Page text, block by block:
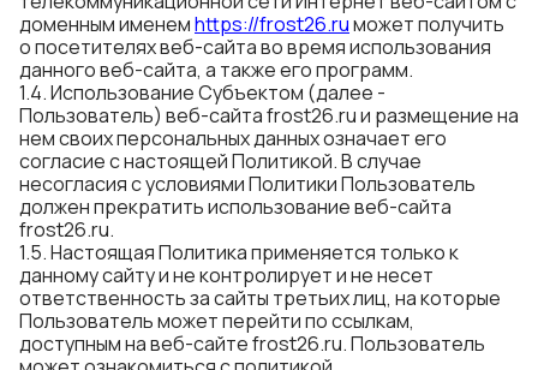
доменным именемhttps://frost26.ruможет получить
о посетителях веб-сайта во время использования
данного веб-сайта, а также его программ.
1.4. Использование Субъектом (далее -
Пользователь) веб-сайта frost26.ru и размещение на
нем своих персональных данных означает его
согласие с настоящей Политикой. В случае
несогласия с условиями Политики Пользователь
должен прекратить использование веб-сайта
frost26.ru.
1.5. Настоящая Политика применяется только к
данному сайту и не контролирует и не несет
ответственность за сайты третьих лиц, на которые
Пользователь может перейти по ссылкам,
доступным на веб-сайте frost26.ru. Пользователь